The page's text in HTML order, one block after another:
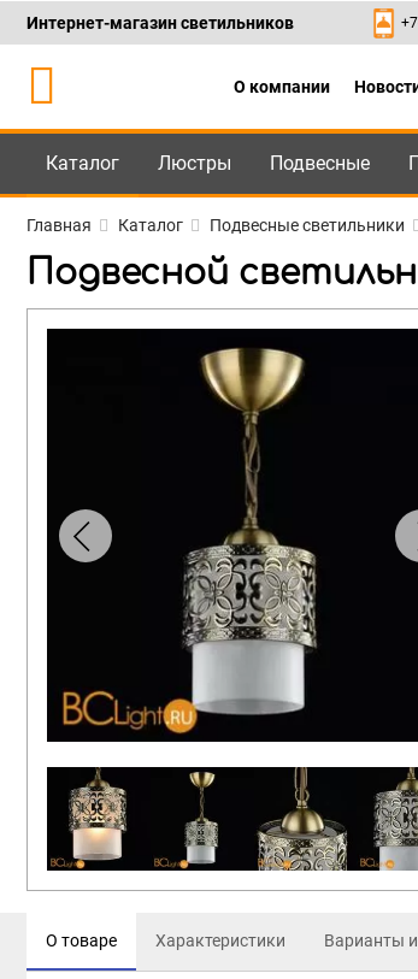
Каталог
Интернет-магазин светильников
О компании
Каталог Люстры Подвесные
Главная Каталог Подвесные светильники
Подвесной
О товаре Характеристики Варианты